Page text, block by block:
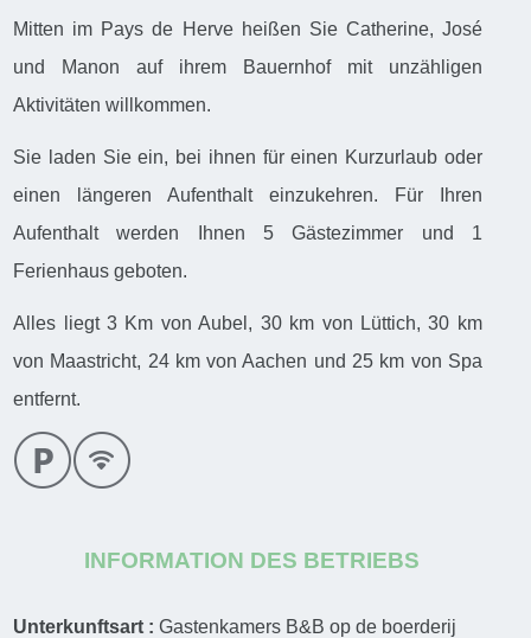
Mitten im Pays de Herve heißen Sie Catherine, José
und Manon auf ihrem Bauernhof mit unzähligen
Aktivitäten willkommen.
Sie laden Sie ein, bei ihnen für einen Kurzurlaub oder
einen längeren Aufenthalt einzukehren. Für Ihren
Aufenthalt werden Ihnen 5 Gästezimmer und 1
Ferienhaus geboten.
Alles liegt 3 Km von Aubel, 30 km von Lüttich, 30 km
von Maastricht, 24 km von Aachen und 25 km von Spa
entfernt.
INFORMATION DES BETRIEBS
Unterkunftsart :Gastenkamers B&B op de boerderij